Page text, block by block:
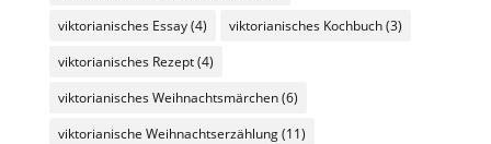
viktorianisches Essay(4) viktorianisches Kochbuch(3)
viktorianisches Rezept(4)
viktorianisches Weihnachtsmärchen(6)
viktorianische Weihnachtserzählung(11)